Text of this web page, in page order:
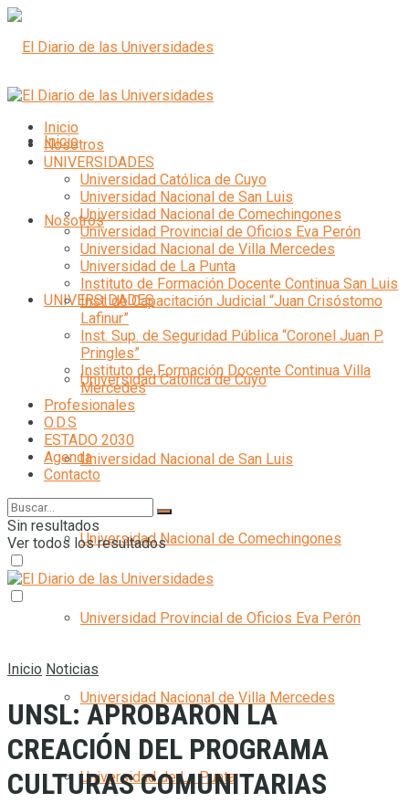
Inicio
Nosotros
UNIVERSIDADES
Universidad Católica de Cuyo
Universidad Nacional de San Luis
Universidad Nacional de Comechingones
Universidad Provincial de Oficios Eva Perón
Universidad Nacional de Villa Mercedes
Universidad de La Punta
Inicio
Nosotros
UNIVERSIDADES
Universidad Católica de Cuyo
Universidad Nacional de San Luis
Universidad Nacional de Comechingones
Universidad Provincial de Oficios Eva Perón
Universidad Nacional de Villa Mercedes
Universidad de La Punta
Instituto de Formación Docente Continua San Luis
Inst. de Capacitación Judicial “Juan Crisóstomo
Lafinur”
Inst. Sup. de Seguridad Pública “Coronel Juan P.
Pringles”
Instituto de Formación Docente Continua Villa
Mercedes
Profesionales
O.D.S
ESTADO 2030
Agenda
Contacto
Sin resultados
Ver todos los resultados
Inicio Noticias
UNSL: APROBARON LA
CREACIÓN DEL PROGRAMA
CULTURAS COMUNITARIAS